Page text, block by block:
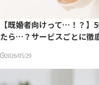
【既婚者向けって…！？】
たら…？サービスごとに徹
2026/05/29